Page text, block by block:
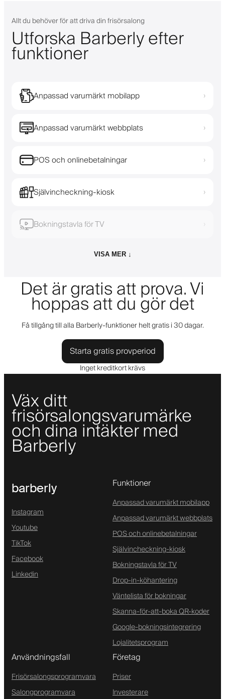
Allt du behöver för att driva din frisörsalong
Utforska Barberly efter
funktioner
Anpassad varumärkt mobilapp ›
Anpassad varumärkt webbplats ›
POS och onlinebetalningar ›
Självincheckning-kiosk ›
Bokningstavla för TV ›
VISA MER ↓
Det är gratis att prova. Vi
hoppas att du gör det
Få tillgång till alla Barberly-funktioner helt gratis i 30 dagar.
Starta gratis provperiod
Inget kreditkort krävs
Väx ditt
frisörsalongsvarumärke
och dina intäkter med
Barberly
barberly
Instagram
Youtube
TikTok
Facebook
Linkedin
Funktioner
Anpassad varumärkt mobilapp
Anpassad varumärkt webbplats
POS och onlinebetalningar
Självincheckning-kiosk
Bokningstavla för TV
Drop-in-köhantering
Väntelista för bokningar
Skanna-för-att-boka QR-koder
Google-bokningsintegrering
Lojalitetsprogram
Användningsfall
Frisörsalongsprogramvara
Salongprogramvara
Företag
Priser
Investerare